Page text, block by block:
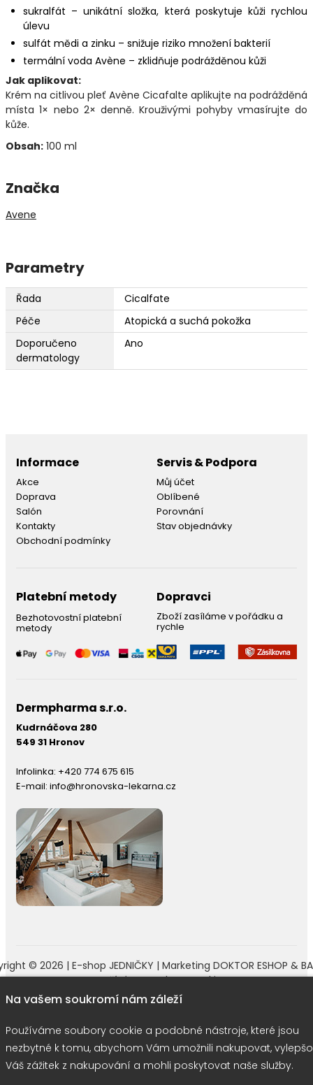
sukralfát – unikátní složka, která poskytuje kůži rychlou
úlevu
sulfát mědi a zinku – snižuje riziko množení bakterií
termální voda Avène – zklidňuje podrážděnou kůži
Jak aplikovat:
Krém na citlivou pleť Avène Cicafalte aplikujte na podrážděná
místa 1× nebo 2× denně. Krouživými pohyby vmasírujte do
kůže.
Obsah: 100 ml
Značka
Avene
Parametry
Řada
Cicalfate
Péče
Atopická a suchá pokožka
Doporučeno
dermatology
Ano
Informace
Akce
Doprava
Salón
Kontakty
Obchodní podmínky
Servis & Podpora
Můj účet
Oblíbené
Porovnání
Stav objednávky
Platební metody
Bezhotovostní platební
metody
Dopravci
Zboží zasíláme v pořádku a
rychle
Dermpharma s.r.o.
Kudrnáčova 280
549 31 Hronov
Infolinka: +420 774 675 615
E-mail: info@hronovska-lekarna.cz
© 2026 | E-shop JEDNIČKY | Marketing DOKTOR ESHOP &
Používáme soubory cookie
Na vašem soukromí nám záleží
Používáme soubory cookie a podobné nástroje, které jsou
nezbytné k tomu, abychom Vám umožnili nakupovat,
Váš zážitek z nakupování a mohli poskytovat naše služby.